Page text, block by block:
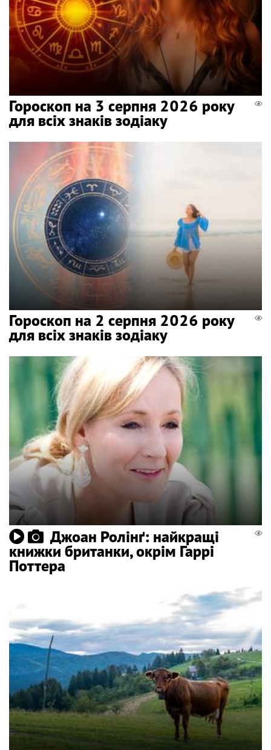
Гороскоп на 3 серпня 2026 року
для всіх знаків зодіаку
Гороскоп на 2 серпня 2026 року
для всіх знаків зодіаку
Джоан Ролінґ: найкращі
книжки британки, окрім Гаррі
Поттера